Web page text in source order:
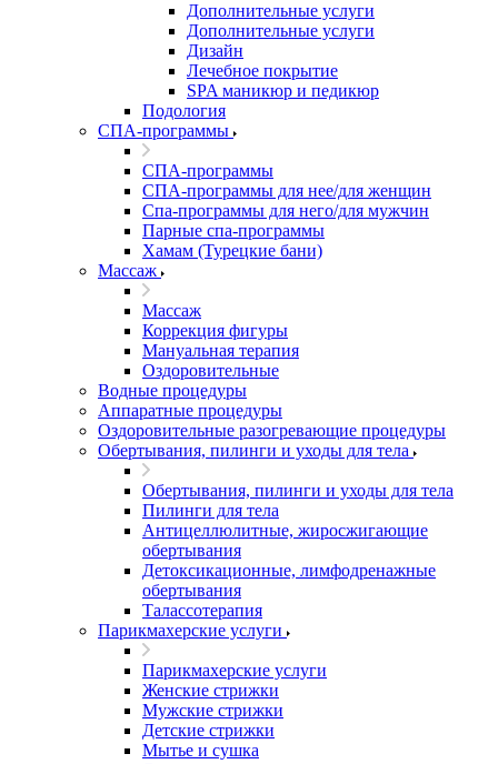
Дополнительные услуги
Дополнительные услуги
Дизайн
Лечебное покрытие
SPA маникюр и педикюр
Подология
СПА-программы
СПА-программы
СПА-программы для нее/для женщин
Спа-программы для него/для мужчин
Парные спа-программы
Хамам (Турецкие бани)
Массаж
Массаж
Коррекция фигуры
Мануальная терапия
Оздоровительные
Водные процедуры
Аппаратные процедуры
Оздоровительные разогревающие процедуры
Обертывания, пилинги и уходы для тела
Обертывания, пилинги и уходы для тела
Пилинги для тела
Антицеллюлитные, жиросжигающие
обертывания
Детоксикационные, лимфодренажные
обертывания
Талассотерапия
Парикмахерские услуги
Парикмахерские услуги
Женские стрижки
Мужские стрижки
Детские стрижки
Мытье и сушка